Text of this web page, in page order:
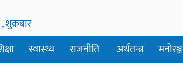
शुक्रबार
स्वास्थ्य राजनीति अर्थतन्त्र